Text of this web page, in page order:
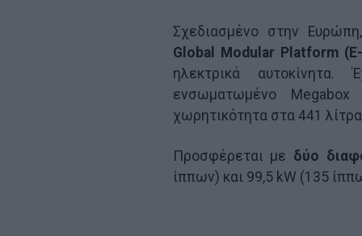
Σχεδιασμένο στην
Global Modular Platform
ηλεκτρικά
ενσωματωμένο
χωρητικότητα στα 441
Προσφέρεται με δύο
ίππων) και 99,5 kW (135